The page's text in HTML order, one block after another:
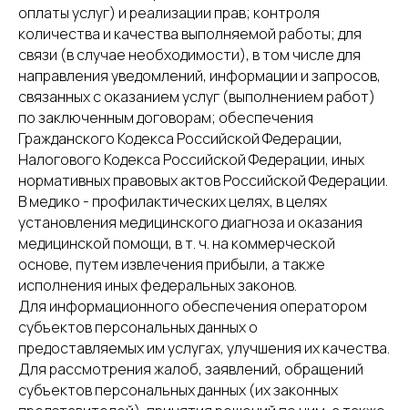
оплаты услуг) и реализации прав; контроля
количества и качества выполняемой работы; для
связи (в случае необходимости), в том числе для
направления уведомлений, информации и запросов,
связанных с оказанием услуг (выполнением работ)
по заключенным договорам; обеспечения
Гражданского Кодекса Российской Федерации,
Налогового Кодекса Российской Федерации, иных
нормативных правовых актов Российской Федерации.
В медико - профилактических целях, в целях
установления медицинского диагноза и оказания
медицинской помощи, в т. ч. на коммерческой
основе, путем извлечения прибыли, а также
исполнения иных федеральных законов.
Для информационного обеспечения оператором
субъектов персональных данных о
предоставляемых им услугах, улучшения их качества.
Для рассмотрения жалоб, заявлений, обращений
субъектов персональных данных (их законных